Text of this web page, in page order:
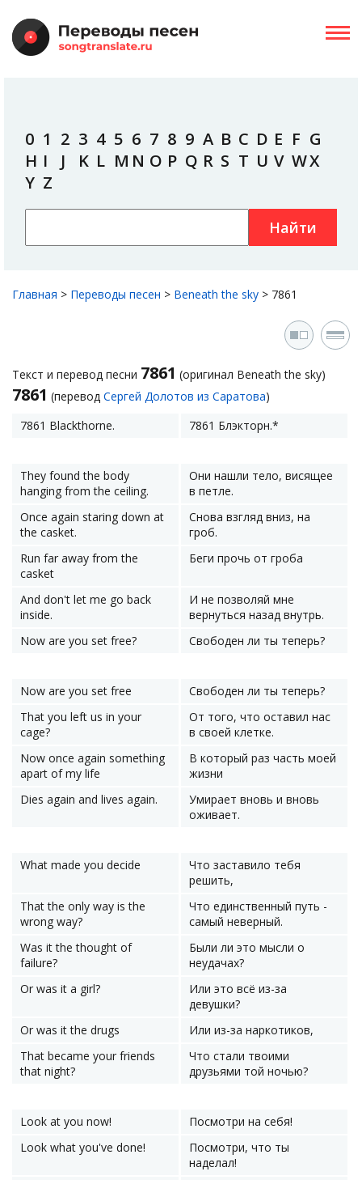
0 1 2 3 4 5 6 7 8 9 A B C D E F G
H I J K L M N O P Q R S T U V WX
Y Z
Найти
Главная > Переводы песен > Beneath the sky > 7861
Текст и перевод песни 7861 (оригинал Beneath the sky)
7861 (перевод Сергей Долотов из Саратова)
7861 Blackthorne.
7861 Блэкторн.*
They found the body
hanging from the ceiling.
Они нашли тело, висящее
в петле.
Once again staring down at
the casket.
Снова взгляд вниз, на
гроб.
Run far away from the
casket
Беги прочь от гроба
And don't let me go back
inside.
И не позволяй мне
вернуться назад внутрь.
Now are you set free?
Свободен ли ты теперь?
Now are you set free
Свободен ли ты теперь?
That you left us in your
cage?
От того, что оставил нас
в своей клетке.
Now once again something
apart of my life
В который раз часть моей
жизни
Dies again and lives again.
Умирает вновь и вновь
оживает.
What made you decide
Что заставило тебя
решить,
That the only way is the
wrong way?
Что единственный путь -
самый неверный.
Was it the thought of
failure?
Были ли это мысли о
неудачах?
Or was it a girl?
Или это всё из-за
девушки?
Or was it the drugs
Или из-за наркотиков,
That became your friends
that night?
Что стали твоими
друзьями той ночью?
Look at you now!
Посмотри на себя!
Look what you've done!
Посмотри, что ты
наделал!